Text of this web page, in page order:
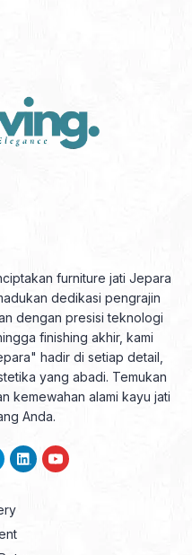
furniture jati Jepara
dedikasi pengrajin
dengan presisi teknologi
finishing akhir, kami
hadir di setiap detail,
yang abadi. Temukan
kemewahan alami kayu jati
Anda.